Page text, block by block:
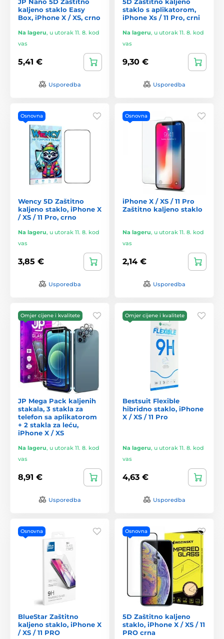
kaljeno staklo Easy
Box, iPhone X / XS, crno
Na lageru, u utorak 11. 8. kod
vas
5,41 €
Usporedba
staklo s aplikatorom,
iPhone Xs / 11 Pro, crni
Na lageru, u utorak 11. 8. kod
vas
9,30 €
Usporedba
Osnovna
Wency 5D Zaštitno
kaljeno staklo, iPhone X
/ XS / 11 Pro, crno
Na lageru, u utorak 11. 8. kod
vas
3,85 €
Usporedba
Osnovna
iPhone X / XS / 11 Pro
Zaštitno kaljeno staklo
Na lageru, u utorak 11. 8. kod
vas
2,14 €
Usporedba
Omjer cijene i kvalitete
JP Mega Pack kaljenih
stakala, 3 stakla za
telefon sa aplikatorom
+ 2 stakla za leću,
iPhone X / XS
Na lageru, u utorak 11. 8. kod
vas
8,91 €
Usporedba
Omjer cijene i kvalitete
Bestsuit Flexible
hibridno staklo, iPhone
X / XS / 11 Pro
Na lageru, u utorak 11. 8. kod
vas
4,63 €
Usporedba
Osnovna
BlueStar Zaštitno
kaljeno staklo, iPhone X
/ XS / 11 PRO
Osnovna
5D Zaštitno kaljeno
staklo, iPhone X / XS / 11
PRO crna